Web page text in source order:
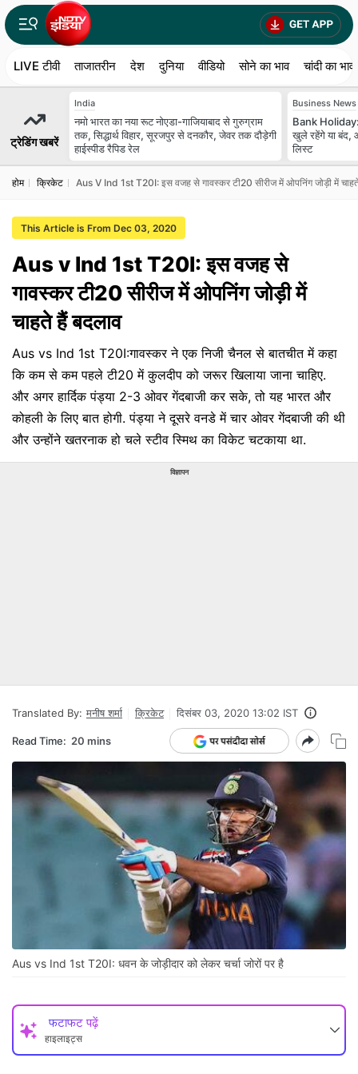
LIVE टीवी ताजातरीन देश दुनिया वीडियो सोने का भाव चांदी का भाव
ट्रेडिंग खबरें
India
नमो भारत का नया रूट नोएडा-गाजियाबाद से गुरुग्राम
तक, सिद्धार्थ विहार, सूरजपुर से दनकौर, जेवर तक दौड़ेगी
हाईस्पीड रैपिड रेल
Business News
Bank
खुले रहेंगे या बंद,
लिस्ट
होम क्रिकेट Aus V Ind 1st T20I: इस वजह से गावस्कर टी20 सीरीज में ओपनिंग जोड़ी में
This Article is From Dec 03, 2020
Aus v Ind 1st T20I: इस वजह से
गावस्कर टी20 सीरीज में ओपनिंग जोड़ी में
चाहते हैं बदलाव
Aus vs Ind 1st T20I:गावस्कर ने एक निजी चैनल से बातचीत में कहा
कि कम से कम पहले टी20 में कुलदीप को जरूर खिलाया जाना चाहिए.
और अगर हार्दिक पंड्या 2-3 ओवर गेंदबाजी कर सके, तो यह भारत और
कोहली के लिए बात होगी. पंड्या ने दूसरे वनडे में चार ओवर गेंदबाजी की थी
और उन्होंने खतरनाक हो चले स्टीव स्मिथ का विकेट चटकाया था.
विज्ञापन
Translated By: मनीष शर्मा क्रिकेट दिसंबर 03, 2020 13:02 IST
Read Time: 20 mins
Aus vs Ind 1st T20I: धवन के जोड़ीदार को लेकर चर्चा जोरों पर है
फटाफट पढ़ें
हाइलाइट्स